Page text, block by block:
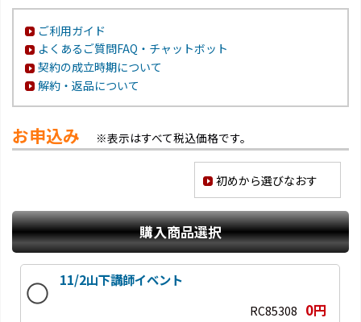
ご利用ガイド
よくあるご質問FAQ・チャットボット
契約の成立時期について
解約・返品について
お申込み ※表示はすべて税込価格です。
初めから選びなおす
購入商品選択
11/2山下講師イベント
RC85308 0円